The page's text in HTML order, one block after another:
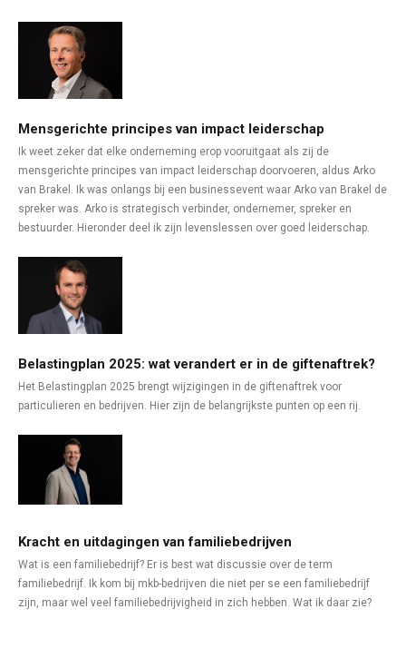
Mensgerichte principes van impact leiderschap
Ik weet zeker dat elke onderneming erop vooruitgaat als zij de
mensgerichte principes van impact leiderschap doorvoeren, aldus Arko
van Brakel. Ik was onlangs bij een businessevent waar Arko van Brakel de
spreker was. Arko is strategisch verbinder, ondernemer, spreker en
bestuurder. Hieronder deel ik zijn levenslessen over goed leiderschap.
Belastingplan 2025: wat verandert er in de giftenaftrek?
Het Belastingplan 2025 brengt wijzigingen in de giftenaftrek voor
particulieren en bedrijven. Hier zijn de belangrijkste punten op een rij.
Kracht en uitdagingen van familiebedrijven
Wat is een familiebedrijf? Er is best wat discussie over de term
familiebedrijf. Ik kom bij mkb-bedrijven die niet per se een familiebedrijf
zijn, maar wel veel familiebedrijvigheid in zich hebben. Wat ik daar zie?